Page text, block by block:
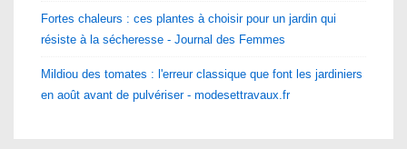
Fortes chaleurs : ces plantes à choisir pour un jardin qui
résiste à la sécheresse - Journal des Femmes
Mildiou des tomates : l'erreur classique que font les jardiniers
en août avant de pulvériser - modesettravaux.fr